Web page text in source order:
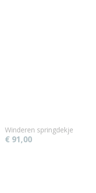
Winderen springdekje
€ 91,00